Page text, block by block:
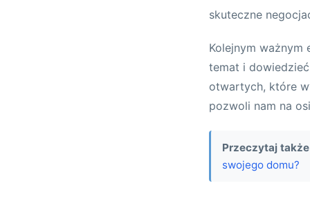
skuteczne
Kolejnym ważnym
temat i
otwartych, które
pozwoli nam na
Przeczytaj
swojego domu?